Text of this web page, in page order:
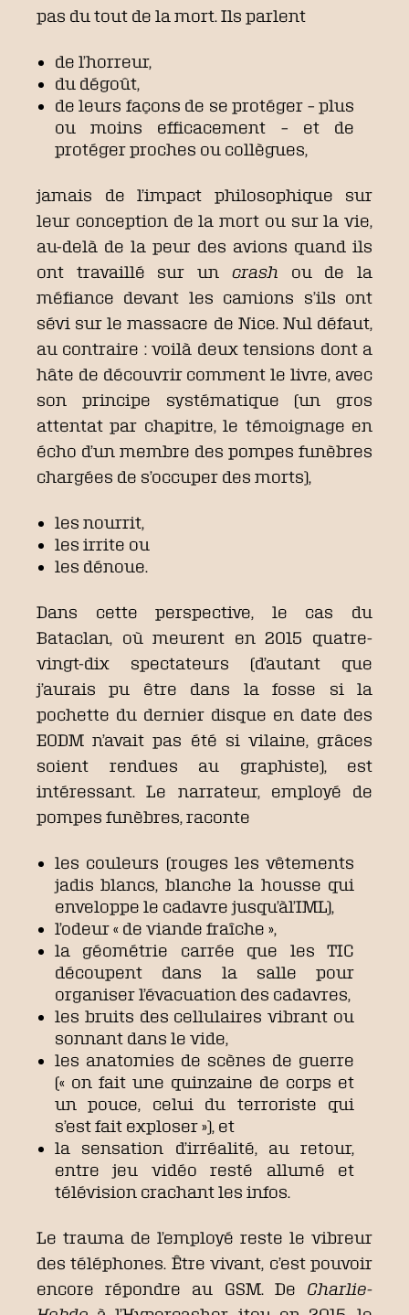
pas du tout de la mort. Ils parlent
de l’horreur,
du dégoût,
de leurs façons de se protéger – plus
ou moins efficacement – et de
protéger proches ou collègues,
jamais de l’impact philosophique sur
leur conception de la mort ou sur la vie,
au-delà de la peur des avions quand ils
ont travaillé sur un crash ou de la
méfiance devant les camions s’ils ont
sévi sur le massacre de Nice. Nul défaut,
au contraire : voilà deux tensions dont a
hâte de découvrir comment le livre, avec
son principe systématique (un gros
attentat par chapitre, le témoignage en
écho d’un membre des pompes funèbres
chargées de s’occuper des morts),
les nourrit,
les irrite ou
les dénoue.
Dans cette perspective, le cas du
Bataclan, où meurent en 2015 quatre-
vingt-dix spectateurs (d’autant que
j’aurais pu être dans la fosse si la
pochette du dernier disque en date des
EODM n’avait pas été si vilaine, grâces
soient rendues au graphiste), est
intéressant. Le narrateur, employé de
pompes funèbres, raconte
les couleurs (rouges les vêtements
jadis blancs, blanche la housse qui
enveloppe le cadavre jusqu’àl’IML),
l’odeur « de viande fraîche »,
la géométrie carrée que les TIC
découpent dans la salle pour
organiser l’évacuation des cadavres,
les bruits des cellulaires vibrant ou
sonnant dans le vide,
les anatomies de scènes de guerre
(« on fait une quinzaine de corps et
un pouce, celui du terroriste qui
s’est fait exploser »), et
la sensation d’irréalité, au retour,
entre jeu vidéo resté allumé et
télévision crachant les infos.
Le trauma de l’employé reste le vibreur
des téléphones. Être vivant, c’est pouvoir
encore répondre au GSM. De Charlie-